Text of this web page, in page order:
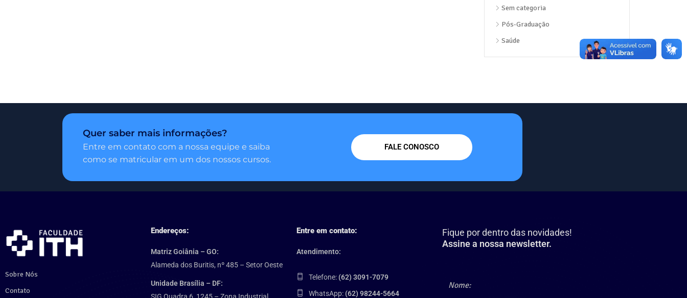
Sem categoria
Pós-Graduação
Saúde
Quer saber mais informações?
Entre em contato com a nossa equipe e saiba
como se matricular em um dos nossos cursos.
FALE CONOSCO
Sobre Nós
Contato
Endereços:
Matriz Goiânia – GO:
Alameda dos Buritis, nº 485 – Setor Oeste
Unidade Brasília – DF:
Entre em contato:
Atendimento:
Telefone: (62) 3091-7079
WhatsApp: (62) 98244-5664
Fique por dentro das novidades!
Assine a nossa newsletter.